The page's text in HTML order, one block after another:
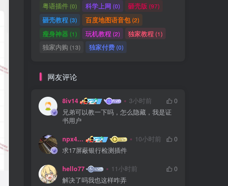
粤语插件 (0) 科学上网 (0) 砸壳版 (97)
砸壳教程 (3) 百度地图语音包(2)
瘦身神器 (1) 玩机教程 (2) 独家教程 (1)
独家内购 (13) 独家付费(0)
网友评论
8iv14 3小时前
0
兄弟可以教一下吗，怎么隐藏，我是证
书用户
npx475805841 10小时前
0
求17屏蔽银行检测插件
hello77 11小时前
0
解决了吗我也这样咋弄